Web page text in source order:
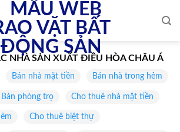
NHÀ SẢN XUẤT ĐIỀU HÒA CHÂU Á
Bán nhà mặt tiền Bán nhà trong hẻm
Bán phòng trọ Cho thuê nhà mặt tiền
Cho thuê biệt thự